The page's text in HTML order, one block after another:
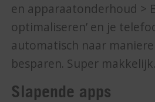
en apparaatonderhoud >
optimaliseren’ en je
automatisch naar
besparen. Super makkelijk.
Slapende apps